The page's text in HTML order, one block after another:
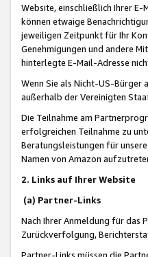
Website, einschließlich Ihrer
können etwaige
jeweiligen Zeitpunkt für Ihr
Genehmigungen und andere
hinterlegte E-Mail-Adresse
Wenn Sie als Nicht-US-Bürger
außerhalb der Vereinigten
Die Teilnahme am
erfolgreichen Teilnahme zu
Beratungsleistungen für
Namen von Amazon
2. Links auf Ihrer Website
(a) Partner-Links
Nach Ihrer Anmeldung für das
Zurückverfolgung,
Partner-Links müssen die